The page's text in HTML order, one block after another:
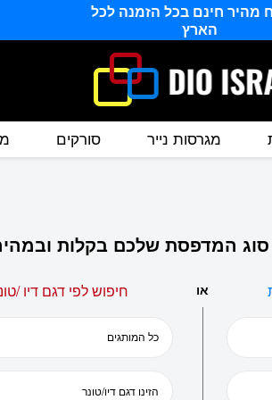
מהיר חינם בכל הזמנה לכל
הארץ
מגרסות נייר סורקים
סוג המדפסת שלכם בקלות
או חיפוש לפי דגם דיו /